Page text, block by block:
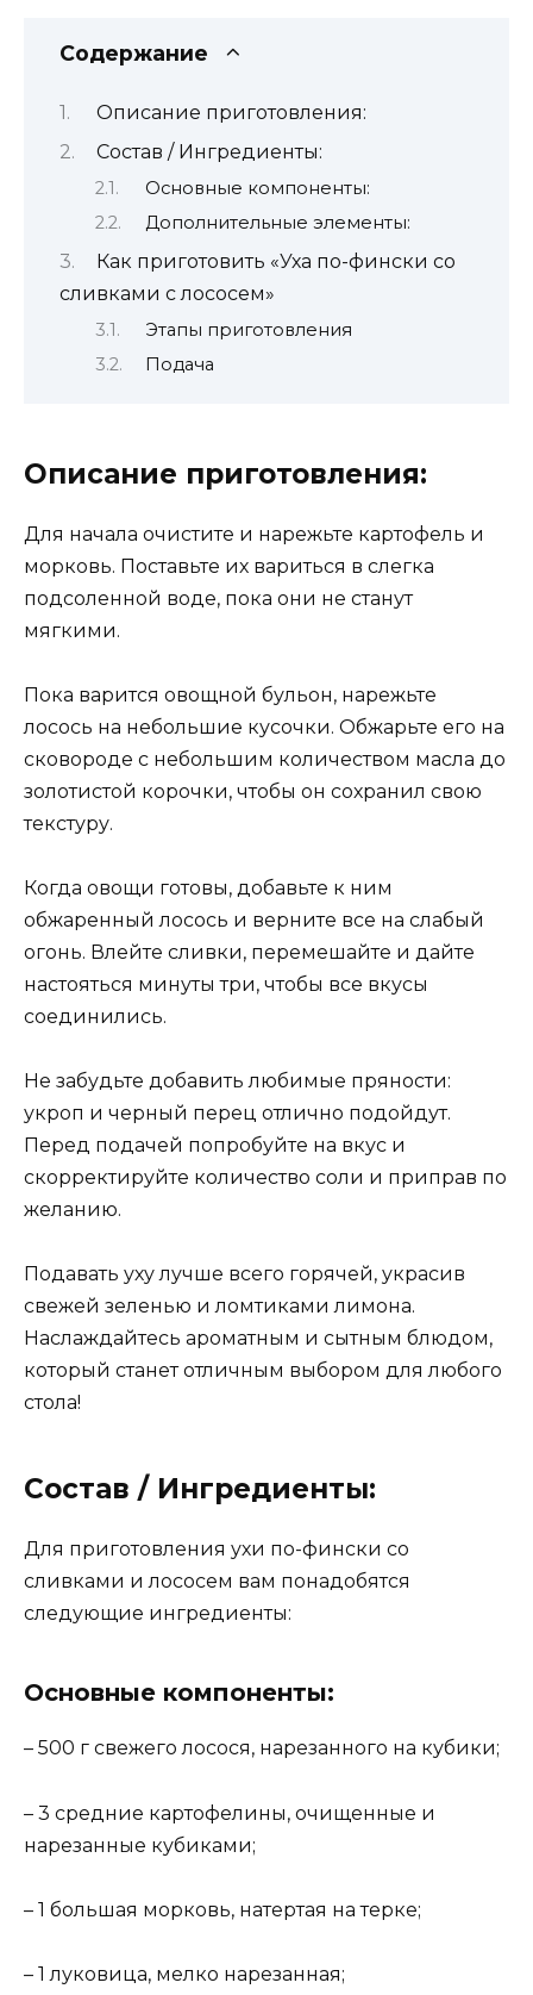
Содержание
Описание приготовления:
Состав / Ингредиенты:
Основные компоненты:
Дополнительные элементы:
Как приготовить «Уха по-фински со
сливками с лососем»
Этапы приготовления
Подача
Описание приготовления:
Для начала очистите и нарежьте картофель и
морковь. Поставьте их вариться в слегка
подсоленной воде, пока они не станут
мягкими.
Пока варится овощной бульон, нарежьте
лосось на небольшие кусочки. Обжарьте его на
сковороде с небольшим количеством масла до
золотистой корочки, чтобы он сохранил свою
текстуру.
Когда овощи готовы, добавьте к ним
обжаренный лосось и верните все на слабый
огонь. Влейте сливки, перемешайте и дайте
настояться минуты три, чтобы все вкусы
соединились.
Не забудьте добавить любимые пряности:
укроп и черный перец отлично подойдут.
Перед подачей попробуйте на вкус и
скорректируйте количество соли и приправ по
желанию.
Подавать уху лучше всего горячей, украсив
свежей зеленью и ломтиками лимона.
Наслаждайтесь ароматным и сытным блюдом,
который станет отличным выбором для любого
стола!
Состав / Ингредиенты:
Для приготовления ухи по-фински со
сливками и лососем вам понадобятся
следующие ингредиенты:
Основные компоненты:
– 500 г свежего лосося, нарезанного на кубики;
– 3 средние картофелины, очищенные и
нарезанные кубиками;
– 1 большая морковь, натертая на терке;
– 1 луковица, мелко нарезанная;